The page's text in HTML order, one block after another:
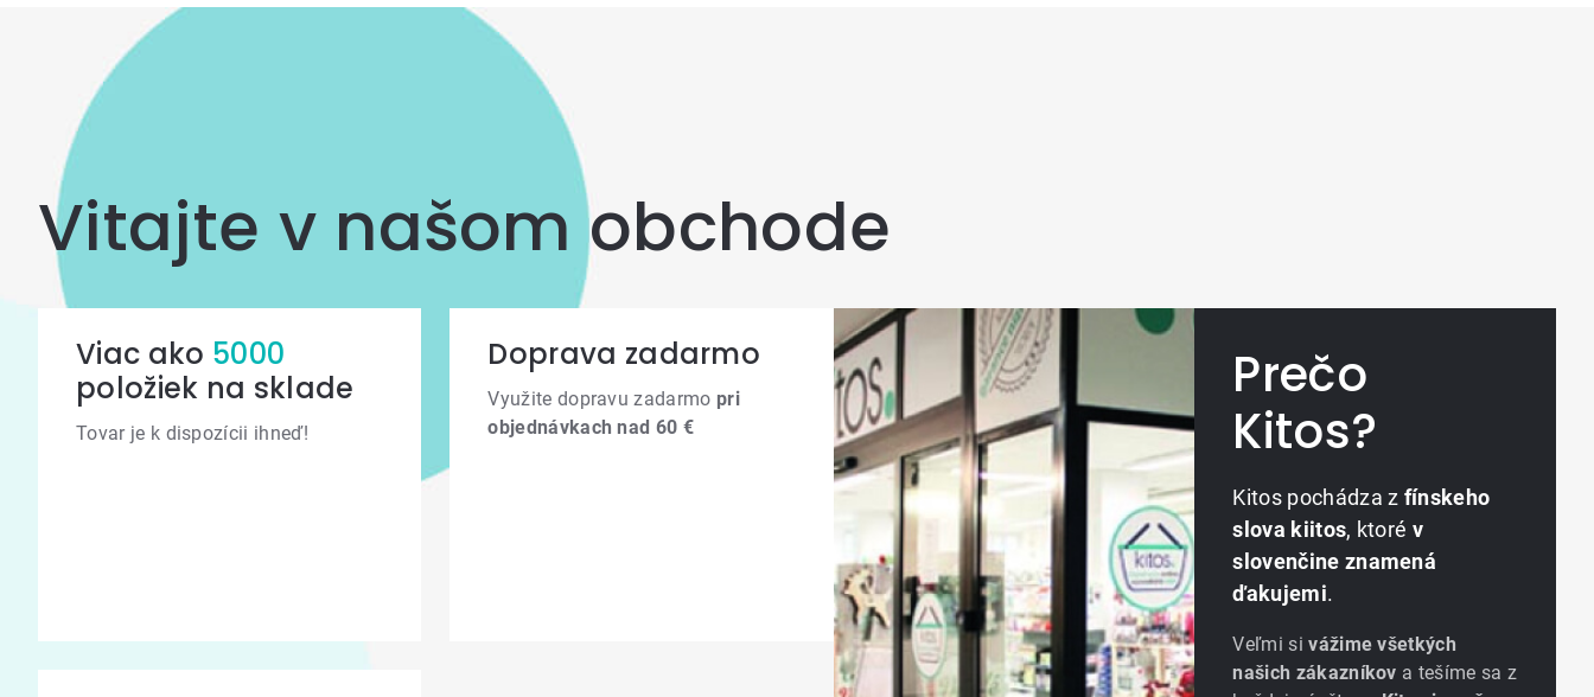
Vitajte v našom obchode
Viac ako 5000
položiek na sklade
Tovar je k dispozícii ihneď!
Doprava zadarmo
Využite dopravu zadarmo pri
objednávkach nad 60 €
Prečo
Kitos?
Kitos pochádza z fínskeho
slova kiitos, ktoré v
slovenčine znamená
ďakujemi.
Veľmi sivážime všetkých
našich zákazníkov a tešíme sa z